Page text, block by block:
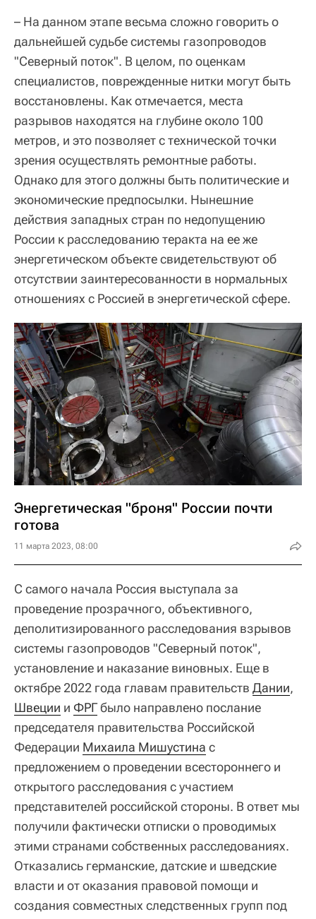
– На данном этапе весьма сложно говорить о
дальнейшей судьбе системы газопроводов
"Северный поток". В целом, по оценкам
специалистов, поврежденные нитки могут быть
восстановлены. Как отмечается, места
разрывов находятся на глубине около 100
метров, и это позволяет с технической точки
зрения осуществлять ремонтные работы.
Однако для этого должны быть политические и
экономические предпосылки. Нынешние
действия западных стран по недопущению
России к расследованию теракта на ее же
энергетическом объекте свидетельствуют об
отсутствии заинтересованности в нормальных
отношениях с Россией в энергетической сфере.
Энергетическая "броня" России почти
готова
11 марта 2023, 08:00
С самого начала Россия выступала за
проведение прозрачного, объективного,
деполитизированного расследования взрывов
системы газопроводов "Северный поток",
установление и наказание виновных. Еще в
октябре 2022 года главам правительств Дании,
Швеции и ФРГбыло направлено послание
председателя правительства Российской
Федерации Михаила Мишустина с
предложением о проведении всестороннего и
открытого расследования с участием
представителей российской стороны. В ответ мы
получили фактически отписки о проводимых
этими странами собственных расследованиях.
Отказались германские, датские и шведские
власти и от оказания правовой помощи и
создания совместных следственных групп под